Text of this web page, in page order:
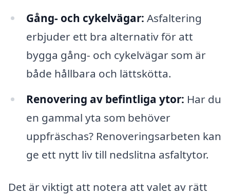
Gång- och cykelvägar: Asfaltering
erbjuder ett bra alternativ för att
bygga gång- och cykelvägar som är
både hållbara och lättskötta.
Renovering av befintliga ytor: Har du
en gammal yta som behöver
uppfräschas? Renoveringsarbeten kan
ge ett nytt liv till nedslitna asfaltytor.
Det är viktigt att notera att valet av rätt